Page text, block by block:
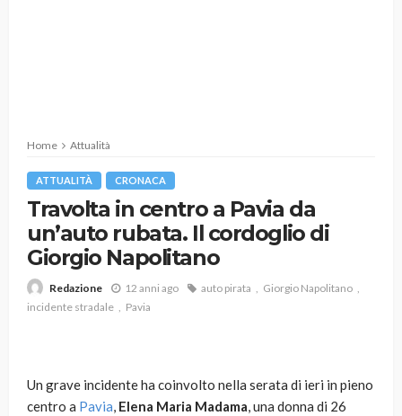
Home Attualità
ATTUALITÀ CRONACA
Travolta in centro a Pavia da
un’auto rubata. Il cordoglio di
Giorgio Napolitano
Redazione 12 anni ago auto pirata
Giorgio Napolitano
incidente stradale
Pavia
Un grave incidente ha coinvolto nella serata di ieri in pieno
centro a Pavia, Elena Maria Madama, una donna di 26